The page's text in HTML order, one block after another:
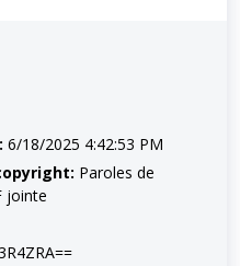
6/18/2025 4:42:53 PM
Paroles de
jointe